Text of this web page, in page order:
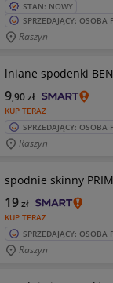
STAN: NOWY
SPRZEDAJĄCY: OSOBA
Raszyn
KUP TERAZ
9,90zł
SPRZEDAJĄCY: OSOBA
Raszyn
spodnie skinny
KUP TERAZ
19zł
SPRZEDAJĄCY: OSOBA
Raszyn